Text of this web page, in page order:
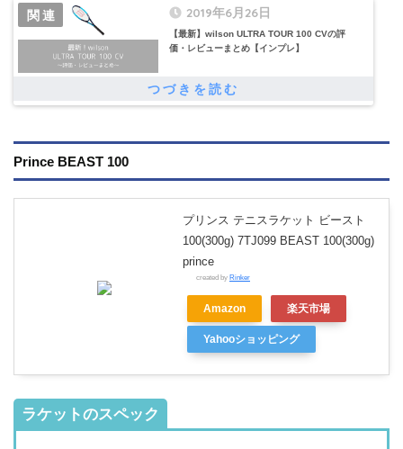
2019年6月26日
【最新】wilson ULTRA TOUR 100 CVの評
価・レビューまとめ【インプレ】
Prince BEAST 100
プリンス テニスラケット ビースト
100(300g) 7TJ099 BEAST 100(300g)
prince
created by Rinker
Amazon 楽天市場
Yahooショッピング
ラケットのスペック